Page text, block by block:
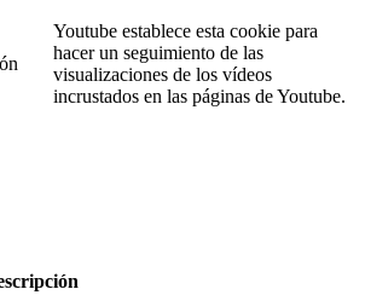
Youtube establece esta cookie para
hacer un seguimiento de las
visualizaciones de los vídeos
incrustados en las páginas de Youtube.